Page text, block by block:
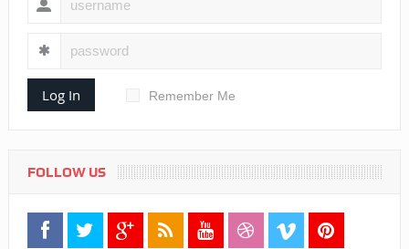
Log In Remember Me
FOLLOW US